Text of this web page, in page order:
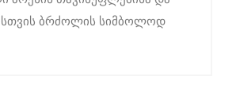
ბრძოლის სიმბოლოდ